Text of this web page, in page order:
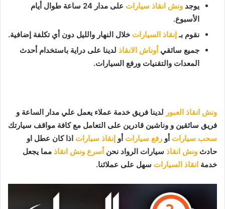
يوجد ونش انقاذ سيارات
على مدار 24 ساعة طوال أيام
الأسبوع.
نقوم بـإنقاذ السيارات خلال النهار والليل دون أي تكلفة إضافية.
جميع سائقي أوناش الانقاذ لدينا على دراية باستخدام أحدث
المعدات والتقنيات ورفع السيارات.
ونش انقاذ العبور لدينا فريق خدمة عملاء يعمل علي مدار الساعة و
فريق سائقين و وناشين قادرين على التعامل مع كافة مواقف سيارتك
سحب سيارات أو رفع سيارات أو إنقاذ سيارات اذا كان عطل او
حادث ونش انقاذ سيارات الرواد نحن أسرع ونش انقاذ مما يجعل
خدمة انقاذ السيارات سهل على عملائنا.